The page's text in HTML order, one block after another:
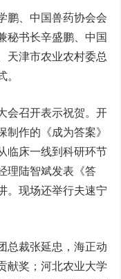
鹏、中国兽药协会会
秘书长辛盛鹏、中国
天津市农业农村委总
。
会召开表示祝贺。开
作的《成为答案》
临床一线到科研环节
理陆智斌发表《答
。现场还举行夫速宁
总裁张延忠，海正动
献奖；河北农业大学